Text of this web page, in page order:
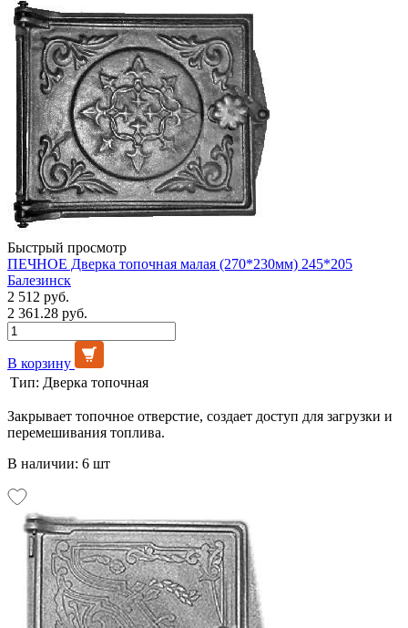
Быстрый просмотр
ПЕЧНОЕ Дверка топочная малая (270*230мм) 245*205
Балезинск
2 512 руб.
2 361.28 руб.
В корзину
Тип: Дверка топочная
Закрывает топочное отверстие, создает доступ для загрузки и
перемешивания топлива.
В наличии: 6 шт